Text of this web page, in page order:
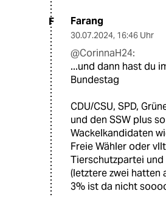
F Farang
30.07.2024, 16:46 Uhr
@CorinnaH24:
...und dann hast du
Bundestag
CDU/CSU, SPD,
und den SSW plus so
Wackelkandidaten
Freie Wähler oder
Tierschutzpartei und
(letztere zwei hatten
3% ist da nicht